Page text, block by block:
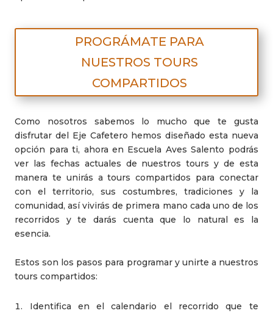
PROGRÁMATE PARA
NUESTROS TOURS
COMPARTIDOS
Como nosotros sabemos lo mucho que te gusta
disfrutar del Eje Cafetero hemos diseñado esta nueva
opción para ti, ahora en Escuela Aves Salento podrás
ver las fechas actuales de nuestros tours y de esta
manera te unirás a tours compartidos para conectar
con el territorio, sus costumbres, tradiciones y la
comunidad, así vivirás de primera mano cada uno de los
recorridos y te darás cuenta que lo natural es la
esencia.
Estos son los pasos para programar y unirte a nuestros
tours compartidos:
Identifica en el calendario el recorrido que te